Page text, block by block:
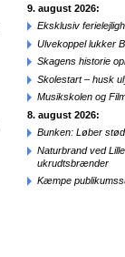
9. august 2026:
Eksklusiv
Ulvekoppel lukker
Skagens historie
Skolestart – husk
Musikskolen og
8. august 2026:
Bunken: Løber
Naturbrand ved
ukrudtsbrænder
Kæmpe